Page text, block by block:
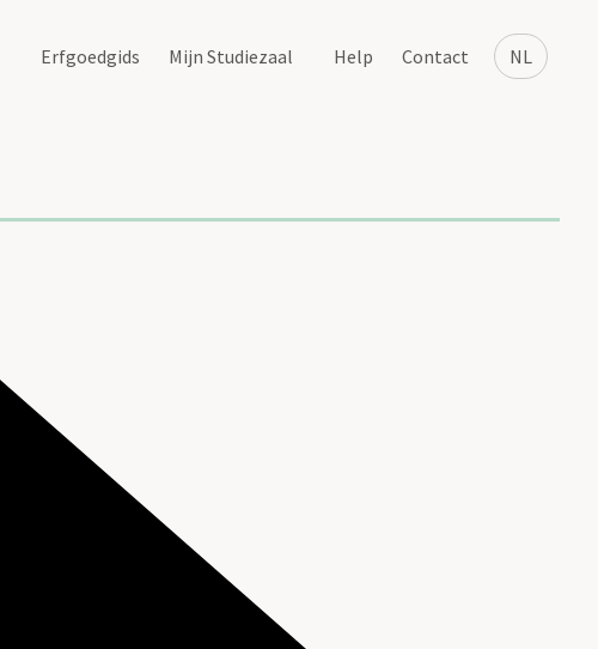
NL
Erfgoedgids Mijn Studiezaal Help Contact